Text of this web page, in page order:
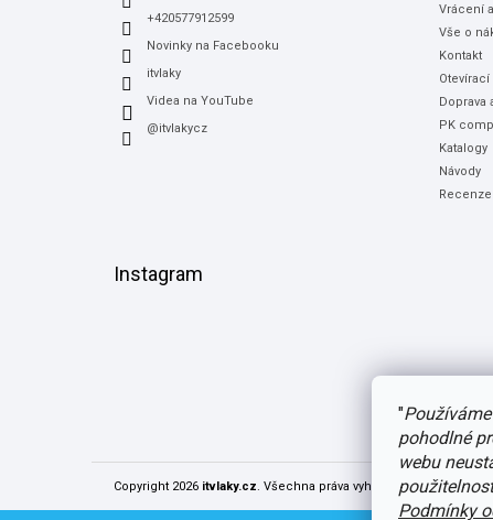
"
pohodlné
webu
Podmínky
+420577912599
Novinky na Facebooku
itvlaky
Videa na YouTube
@itvlakycz
Vrácení
Vše o
Kontakt
Otevírací
Doprava
PK
Katalogy
Návody
Recenze
Instagram
Copyright 2026 itvlaky.cz . Všechna práva vyhrazena.Upravit